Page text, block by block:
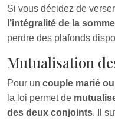
Si vous décidez de verser
l’intégralité de la
perdre des plafonds
Mutualisation
Pour un couple marié
la loi permet de
des deux conjoints. Il